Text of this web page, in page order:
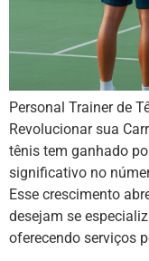
Personal Trainer de
Revolucionar sua
tênis tem ganhado
significativo no
Esse crescimento
desejam se
oferecendo serviços